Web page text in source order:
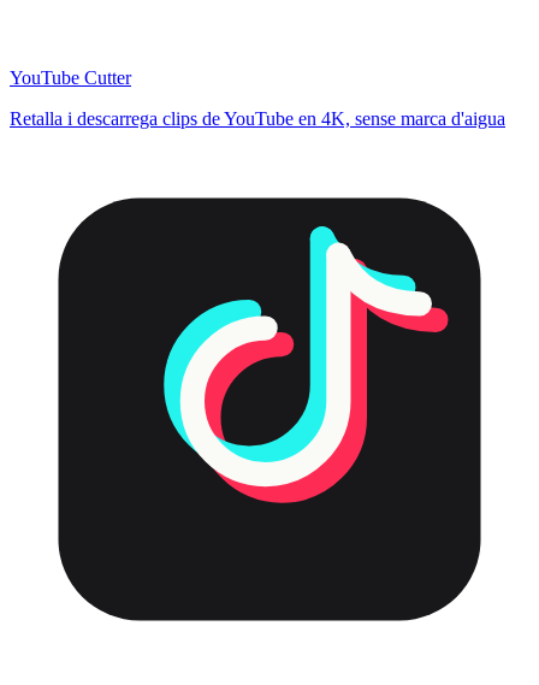
YouTube Cutter
Retalla i descarrega clips de YouTube en 4K, sense marca d'aigua